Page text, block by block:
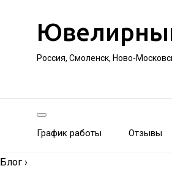
Россия, Смоленск, Ново-
График работы Отзывы
Блог ›